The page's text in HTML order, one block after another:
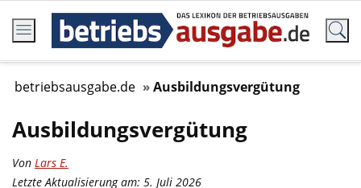
betriebsausgabe.de Ausbildungsvergütung
Ausbildungsvergütung
Von Lars E.
Letzte Aktualisierung am: 5. Juli 2026